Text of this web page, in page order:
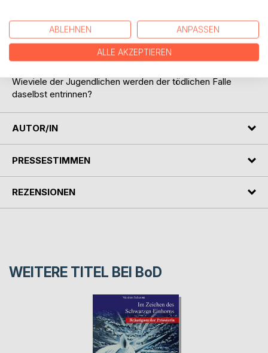
nicht ahnen, dass dieser tödlich ist. Doch kaum haben sie
ihre Freundin in die verwunschene Burg eingesperrt, treffen
vier jugendliche Atavetas ein. Über die Bosheit der
Menschen-Mädchen wenig amüsiert, nehmen die Atavetas
Wieviele der Jugendlichen werden der tödlichen Falle
daselbst entrinnen?
AUTOR/IN
PRESSESTIMMEN
REZENSIONEN
WEITERE TITEL BEI BoD
ABLEHNEN ANPASSEN
ALLE AKZEPTIEREN